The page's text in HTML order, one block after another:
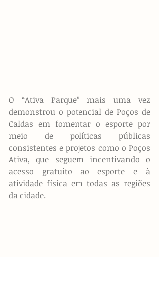
O “Ativa Parque” mais uma vez
demonstrou o potencial de Poços de
Caldas em fomentar o esporte por
meio de políticas públicas
consistentes e projetos como o Poços
Ativa, que seguem incentivando o
acesso gratuito ao esporte e à
atividade física em todas as regiões
da cidade.